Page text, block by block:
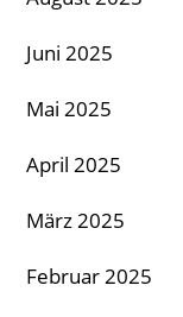
Juni 2025
Mai 2025
April 2025
März 2025
Februar 2025